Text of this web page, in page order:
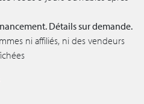
Détails sur demande.
ni affiliés, ni des vendeurs